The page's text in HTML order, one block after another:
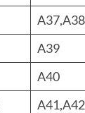
A37,A38
A39
A40
A41,A42